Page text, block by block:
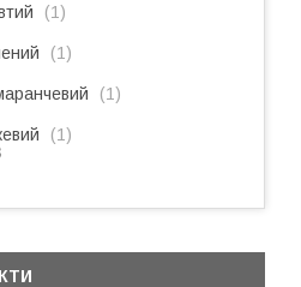
1
1
1
1